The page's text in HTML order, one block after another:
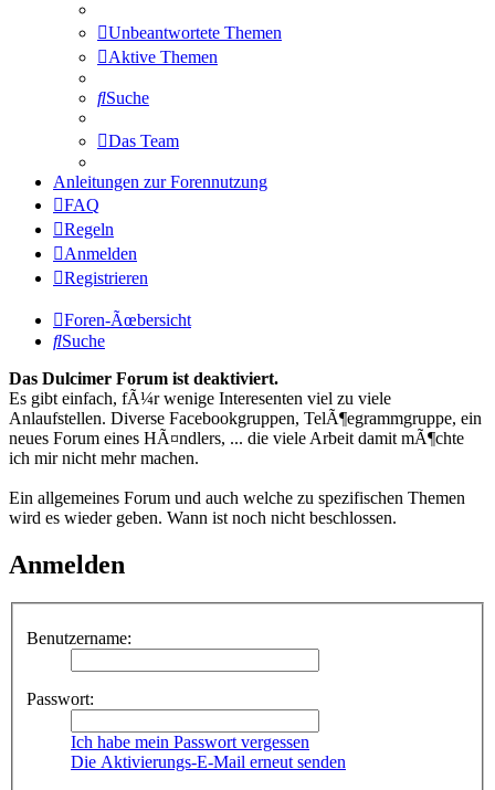
Unbeantwortete Themen
Aktive Themen
Suche
Das Team
Anleitungen zur Forennutzung
FAQ
Regeln
Anmelden
Registrieren
Foren-Ãœbersicht
Suche
Das Dulcimer Forum ist deaktiviert.
Es gibt einfach, fÃ¼r wenige Interesenten viel zu viele
Anlaufstellen. Diverse Facebookgruppen, TelÃ¶egrammgruppe, ein
neues Forum eines HÃ¤ndlers, ... die viele Arbeit damit mÃ¶chte
ich mir nicht mehr machen.
Ein allgemeines Forum und auch welche zu spezifischen Themen
wird es wieder geben. Wann ist noch nicht beschlossen.
Anmelden
Benutzername:
Passwort:
Ich habe mein Passwort vergessen
Die Aktivierungs-E-Mail erneut senden